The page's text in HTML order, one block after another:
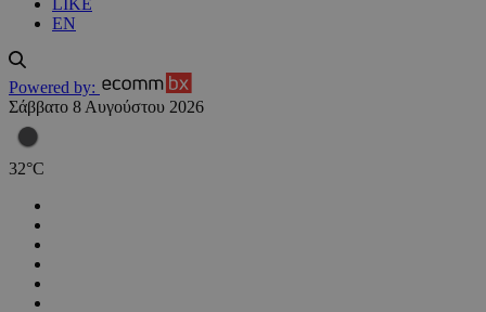
LIKE
EN
Powered by:
Σάββατο 8 Αυγούστου 2026
32°C